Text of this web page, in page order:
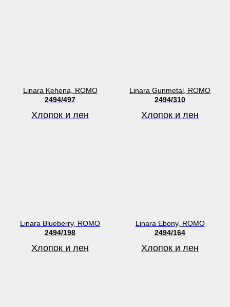
Linara Kehena, ROMO
2494/497
Хлопок и лен
Linara Gunmetal, ROMO
2494/310
Хлопок и лен
Linara Blueberry, ROMO
2494/198
Хлопок и лен
Linara Ebony, ROMO
2494/164
Хлопок и лен